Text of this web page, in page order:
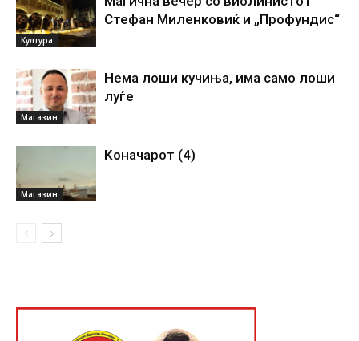
Култура
Стефан Миленковиќ и „Профундис“
Магазин
Нема лоши кучиња, има само лоши
луѓе
Магазин
Коначарот (4)